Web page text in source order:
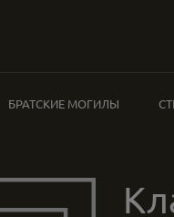
БРАТСКИЕ МОГИЛЫ